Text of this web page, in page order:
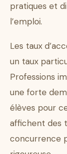
pratiques et
l’emploi.
Les taux
un taux
Professions
une forte
élèves pour
affichent des
concurrence